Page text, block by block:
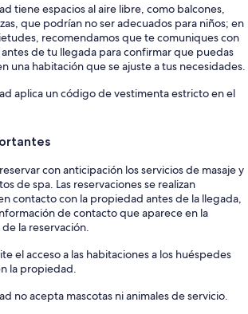
tiene espacios al aire libre, como balcones,
que podrían no ser adecuados para niños; en
recomendamos que te comuniques con
de tu llegada para confirmar que puedas
una habitación que se ajuste a tus necesidades.
aplica un código de vestimenta estricto en el
con anticipación los servicios de masaje y
de spa. Las reservaciones se realizan
contacto con la propiedad antes de la llegada,
de contacto que aparece en la
la reservación.
el acceso a las habitaciones a los huéspedes
la propiedad.
no acepta mascotas ni animales de servicio.